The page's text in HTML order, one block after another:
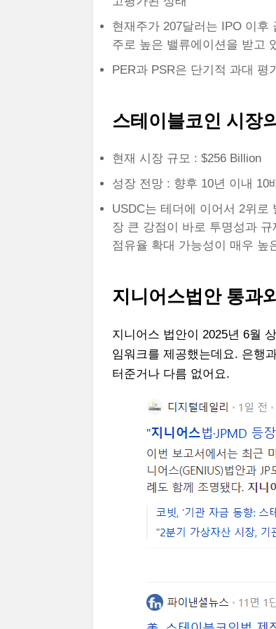
현재주가 207달러는 IPO 이
주로 높은 밸류에이션을 받고
PER과 PSR은 단기적 과대 평
스테이블코인 시장
현재 시장 규모 : $256 Billion
성장 전망 : 향후 10년 이내 10
USDC는 테더에 이어서 2위
장 큰 강점이 바로 투명성과
점유율 확대 가능성이 매우 높
지니어스법안 통과
지니어스 법안이 2025년 6월
임워크를 제공했는데요. 은행
터준거나 다름 없어요.